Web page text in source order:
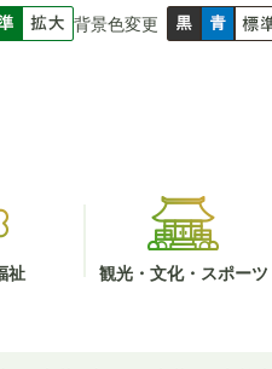
背景色変更
祉 観光・文化・スポーツ